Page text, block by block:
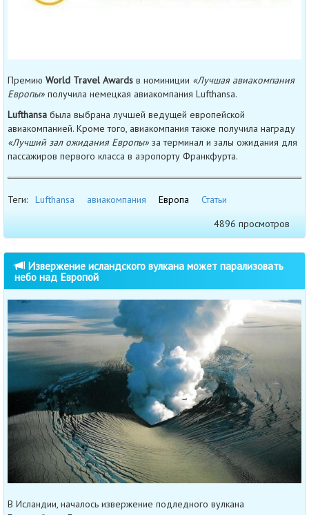
Премию World Travel Awards в номиниции «Лучшая авиакомпания
Европы» получила немецкая авиакомпания Lufthansa.
Lufthansa была выбрана лучшей ведущей европейской
авиакомпанией. Кроме того, авиакомпания также получила награду
«Лучший зал ожидания Европы» за терминал и залы ожидания для
пассажиров первого класса в аэропорту Франкфурта.
Теги: Lufthansa авиакомпания Европа
Статьи
4896 просмотров
Извержение исландского вулкана может парализовать
небо над Европой
В Исландии, началось извержение подледного вулкана